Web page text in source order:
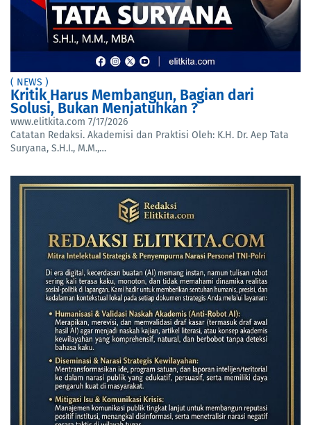
( NEWS )
Kritik Harus Membangun, Bagian dari
Solusi, Bukan Menjatuhkan ?
www.elitkita.com 7/17/2026
Catatan Redaksi. Akademisi dan Praktisi Oleh: K.H. Dr. Aep Tata
Suryana, S.H.I., M.M.,…